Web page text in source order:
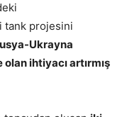
tank projesini
Ukrayna
ihtiyacı artırmış